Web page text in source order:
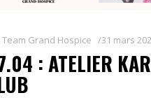
Team Grand Hospice 31 mars
: ATELIER